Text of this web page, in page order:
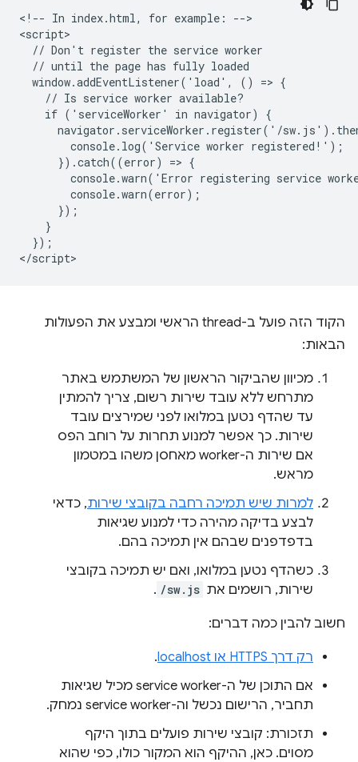
<!-- In index.html, for example: -->
<script>
  // Don't register the service worker
  // until the page has fully loaded
  window.addEventListener('load', () => {
    // Is service worker available?
    if ('serviceWorker' in navigator) {
navigator.serviceWorker.register('/
        console.log('Service worker registered!');
      }).catch((error) => {
console.warn('Error registering service
        console.warn(error);
      });
    }
  });
הקוד הזה פועל ב-thread הראשי ומבצע את הפעולות
הבאות:
מכיוון שהביקור הראשון של המשתמש באתר
מתרחש ללא עובד שירות רשום, צריך להמתין
עד שהדף נטען במלואו לפני שמירצים עובד
שירות. כך אפשר למנוע תחרות על רוחב הפס
אם שירות ה-worker מאחסן משהו במטמון
מראש.
למרות שיש תמיכה רחבה בקובצי שירות, כדאי
לבצע בדיקה מהירה כדי למנוע שגיאות
בדפדפנים שבהם אין תמיכה בהם.
כשהדף נטען במלואו, ואם יש תמיכה בקובצי
שירות, רושמים את /sw.js
.
חשוב להבין כמה דברים:
רק דרך HTTPS או localhost
.
אם התוכן של ה-service worker מכיל שגיאות
תחביר, הרישום נכשל וה-service worker נמחק.
תזכורת: קובצי שירות פועלים בתוך היקף
מסוים. כאן, ההיקף הוא המקור כולו, כפי שהוא